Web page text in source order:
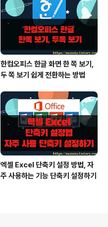
한컴오피스 한글 화면 한 쪽 보기,
두 쪽 보기 쉽게 전환하는 방법
엑셀 Excel 단축키 설정 방법, 자
주 사용하는 기능 단축키 설정하기